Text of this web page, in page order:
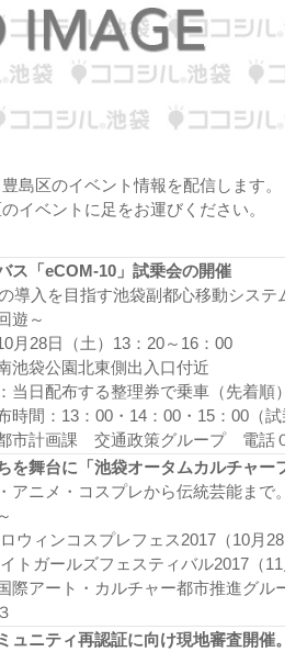
島区のイベント情報を配信します。
イベントに足をお運びください。
ス「eCOM-10」試乗会の開催
導入を目指す池袋副都心移動システム
遊～
月28日（土）13：20～16：00
袋公園北東側出入口付近
当日配布する整理券で乗車（先着順）
時間：13：00・14：00・15：00（試乗
市計画課 交通政策グループ 電話０
を舞台に「池袋オータムカルチャーフ
アニメ・コスプレから伝統芸能まで。
ウィンコスプレフェス2017（10月28日
トガールズフェスティバル2017（11月
際アート・カルチャー都市推進グル
ュニティ再認証に向け現地審査開催。